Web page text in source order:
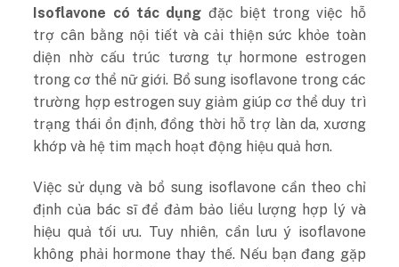
Isoflavone có tác dụng đặc biệt trong việc hỗ
trợ cân bằng nội tiết và cải thiện sức khỏe toàn
diện nhờ cấu trúc tương tự hormone estrogen
trong cơ thể nữ giới. Bổ sung isoflavone trong các
trường hợp estrogen suy giảm giúp cơ thể duy trì
trạng thái ổn định, đồng thời hỗ trợ làn da, xương
khớp và hệ tim mạch hoạt động hiệu quả hơn.
Việc sử dụng và bổ sung isoflavone cần theo chỉ
định của bác sĩ để đảm bảo liều lượng hợp lý và
hiệu quả tối ưu. Tuy nhiên, cần lưu ý isoflavone
không phải hormone thay thế. Nếu bạn đang gặp